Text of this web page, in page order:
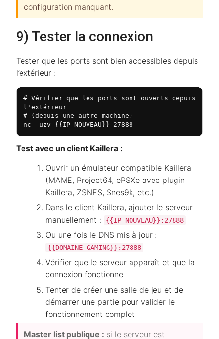
configuration manquant.
9) Tester la connexion
Tester que les ports sont bien accessibles depuis
l’extérieur :
# Vérifier que les ports sont ouverts depuis
l'extérieur
# (depuis une autre machine)
nc -uzv {{IP_NOUVEAU}} 27888
Test avec un client Kaillera :
Ouvrir un émulateur compatible Kaillera
(MAME, Project64, ePSXe avec plugin
Kaillera, ZSNES, Snes9k, etc.)
Dans le client Kaillera, ajouter le serveur
manuellement :
{{IP_NOUVEAU}}:27888
Ou une fois le DNS mis à jour :
{{DOMAINE_GAMING}}:27888
Vérifier que le serveur apparaît et que la
connexion fonctionne
Tenter de créer une salle de jeu et de
démarrer une partie pour valider le
fonctionnement complet
Master list publique : si le serveur est